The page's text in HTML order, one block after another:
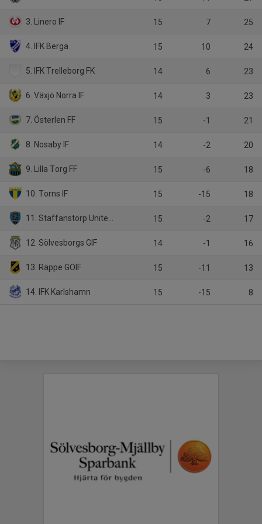
3. Linero IF 15 7 25
4. IFK Berga 15 10 24
5. IFK Trelleborg FK 14 6 23
6. Växjö Norra IF 14 3 23
7. Österlen FF 15 -1 21
8. Nosaby IF 14 -2 20
9. Lilla Torg FF 15 -6 18
10. Torns IF 15 -15 18
11. Staffanstorp United FC 15 -2 17
12. Sölvesborgs GIF 14 -1 16
13. Räppe GOIF 15 -11 13
14. IFK Karlshamn 15 -15 8